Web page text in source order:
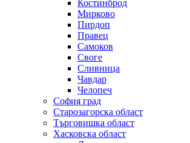
Костинброд
Мирково
Пирдоп
Правец
Самоков
Своге
Сливница
Чавдар
Челопеч
София град
Старозагорска област
Търговишка област
Хасковска област